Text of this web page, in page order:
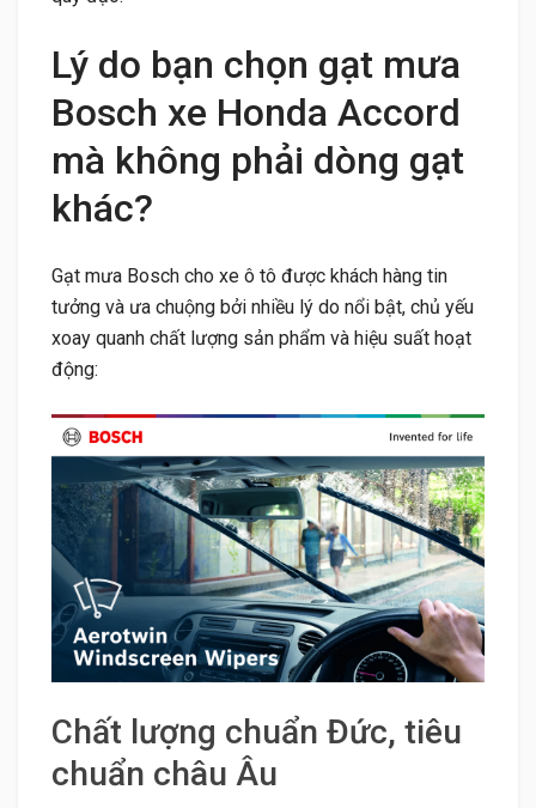
Lý do bạn chọn gạt mưa
Bosch xe Honda Accord
mà không phải dòng gạt
khác?
Gạt mưa Bosch cho xe ô tô được khách hàng tin
tưởng và ưa chuộng bởi nhiều lý do nổi bật, chủ yếu
xoay quanh chất lượng sản phẩm và hiệu suất hoạt
động:
Chất lượng chuẩn Đức, tiêu
chuẩn châu Âu